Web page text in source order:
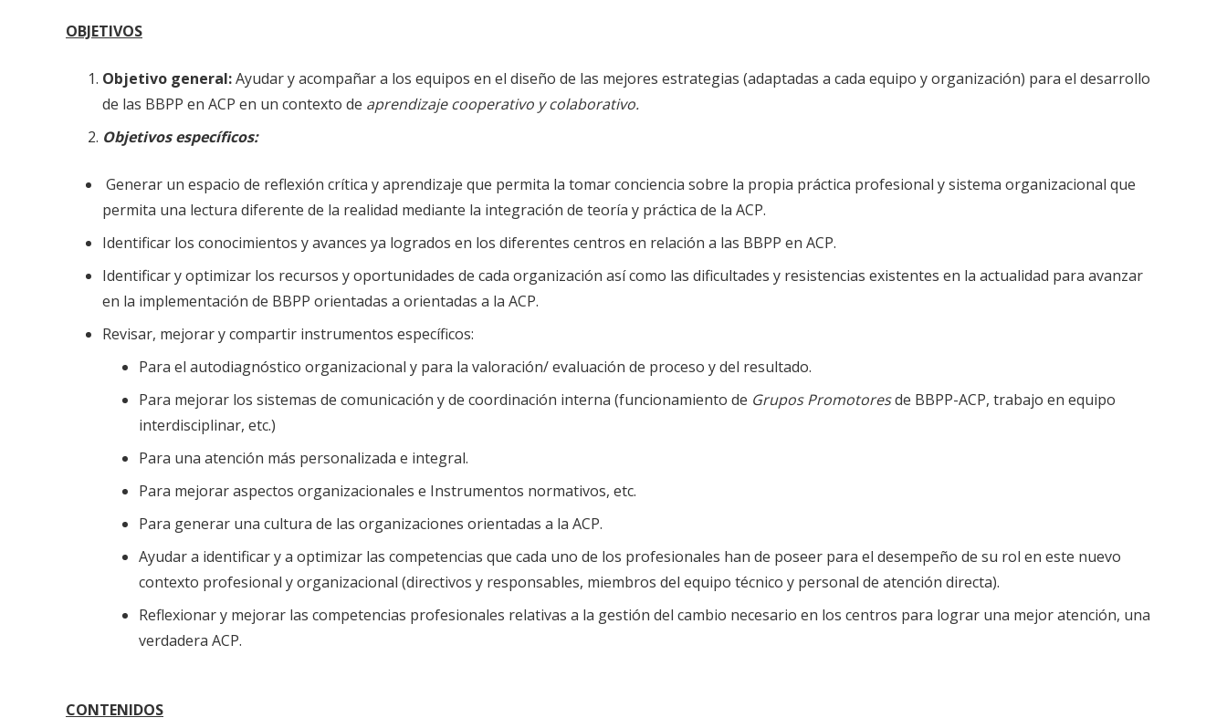
OBJETIVOS
Objetivo general:Ayudar y acompañar a los equipos en el diseño de las mejores estrategias (adaptadas a cada equipo y organización) para el desarrollo
de las BBPP en ACP en un contexto de aprendizaje cooperativo y colaborativo.
Objetivos específicos:
Generar un espacio de reflexión crítica y aprendizaje que permita la tomar conciencia sobre la propia práctica profesional y sistema organizacional que
permita una lectura diferente de la realidad mediante la integración de teoría y práctica de la ACP.
Identificar los conocimientos y avances ya logrados en los diferentes centros en relación a las BBPP en ACP.
Identificar y optimizar los recursos y oportunidades de cada organización así como las dificultades y resistencias existentes en la actualidad para avanzar
en la implementación de BBPP orientadas a orientadas a la ACP.
Revisar, mejorar y compartir instrumentos específicos:
Para el autodiagnóstico organizacional y para la valoración/ evaluación de proceso y del resultado.
Para mejorar los sistemas de comunicación y de coordinación interna (funcionamiento de Grupos Promotoresde BBPP-ACP, trabajo en equipo
interdisciplinar, etc.)
Para una atención más personalizada e integral.
Para mejorar aspectos organizacionales e Instrumentos normativos, etc.
Para generar una cultura de las organizaciones orientadas a la ACP.
Ayudar a identificar y a optimizar las competencias que cada uno de los profesionales han de poseer para el desempeño de su rol en este nuevo
contexto profesional y organizacional (directivos y responsables, miembros del equipo técnico y personal de atención directa).
Reflexionar y mejorar las competencias profesionales relativas a la gestión del cambio necesario en los centros para lograr una mejor atención, una
verdadera ACP.
CONTENIDOS